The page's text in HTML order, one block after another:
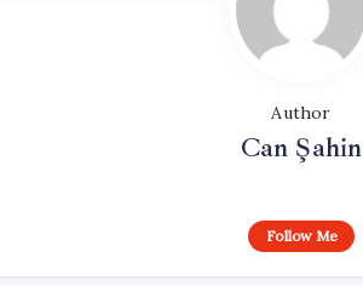
Author
Can Şahin
Follow Me